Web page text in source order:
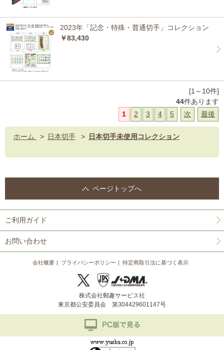
2023年「記念・特殊・普通切手」コレクション
￥83,430
[1～10件]
44件あります
1
2 3 4 5 次 最後
ホーム > 日本切手 > 日本切手未使用コレクション
ページトップへ
ご利用ガイド
お問い合わせ
会社概要 プライバシーポリシー 特定商取引法に基づく表示
株式会社郵趣サービス社
東京都公安委員会 第304429601147号